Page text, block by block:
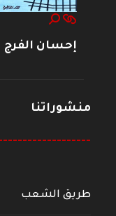
إحسان الفرج
منشوراتنا
طريق الشعب